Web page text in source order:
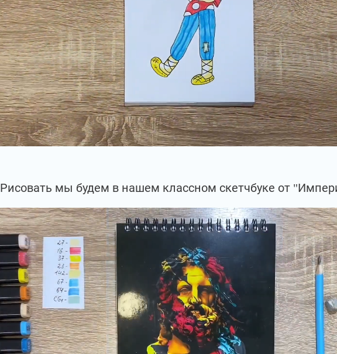
Рисовать мы будем в нашем классном скетчбуке от